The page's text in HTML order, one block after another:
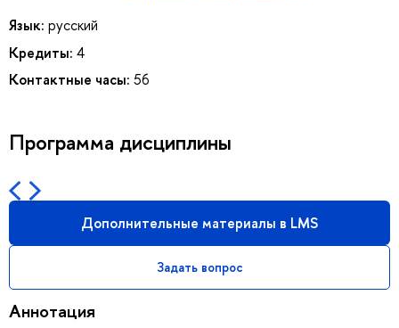
Язык: русский
Кредиты: 4
Контактные часы: 56
Программа дисциплины
Дополнительные материалы в LMS
Задать вопрос
Аннотация